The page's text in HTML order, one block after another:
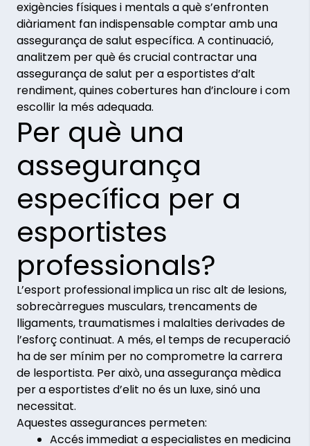
exigències físiques i mentals a què s’enfronten
diàriament fan indispensable comptar amb una
assegurança de salut específica. A continuació,
analitzem per què és crucial contractar una
assegurança de salut per a esportistes d’alt
rendiment, quines cobertures han d’incloure i com
escollir la més adequada.
Per què una
assegurança
específica per a
esportistes
professionals?
L’esport professional implica un risc alt de lesions,
sobrecàrregues musculars, trencaments de
lligaments, traumatismes i malalties derivades de
l’esforç continuat. A més, el temps de recuperació
ha de ser mínim per no comprometre la carrera
de lesportista. Per això, una assegurança mèdica
per a esportistes d’elit no és un luxe, sinó una
necessitat.
Aquestes assegurances permeten:
Accés immediat a especialistes en medicina